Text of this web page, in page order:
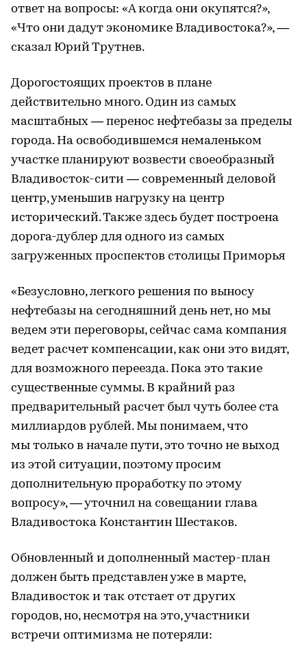
ответ на вопросы: «А когда они окупятся?»,
«Что они дадут экономике Владивостока?», —
сказал Юрий Трутнев.
Дорогостоящих проектов в плане
действительно много. Один из самых
масштабных — перенос нефтебазы за пределы
города. На освободившемся немаленьком
участке планируют возвести своеобразный
Владивосток-сити — современный деловой
центр, уменьшив нагрузку на центр
исторический. Также здесь будет построена
дорога-дублер для одного из самых
загруженных проспектов столицы Приморья
«Безусловно, легкого решения по выносу
нефтебазы на сегодняшний день нет, но мы
ведем эти переговоры, сейчас сама компания
ведет расчет компенсации, как они это видят,
для возможного переезда. Пока это такие
существенные суммы. В крайний раз
предварительный расчет был чуть более ста
миллиардов рублей. Мы понимаем, что
мы только в начале пути, это точно не выход
из этой ситуации, поэтому просим
дополнительную проработку по этому
вопросу», — уточнил на совещании глава
Владивостока Константин Шестаков.
Обновленный и дополненный мастер-план
должен быть представлен уже в марте,
Владивосток и так отстает от других
городов, но, несмотря на это, участники
встречи оптимизма не потеряли: